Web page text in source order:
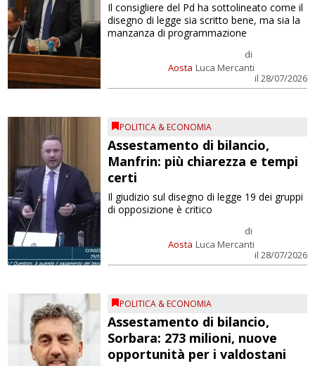
Aosta
di
Luca Mercanti
il 28/07/2026
Il consigliere del Pd ha sottolineato come il
disegno di legge sia scritto bene, ma sia la
manzanza di programmazione
POLITICA & ECONOMIA
Assestamento di bilancio,
Manfrin: più chiarezza e tempi
certi
Aosta
di
Luca Mercanti
il 28/07/2026
Il giudizio sul disegno di legge 19 dei gruppi
di opposizione è critico
POLITICA & ECONOMIA
Assestamento di bilancio,
Sorbara: 273 milioni, nuove
opportunità per i valdostani